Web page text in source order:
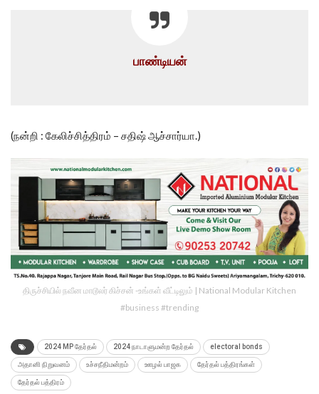
பாண்டியன்
(நன்றி : கேலிச்சித்திரம் – சதிஷ் ஆச்சார்யா.)
திருச்சியில் நவீன மாடூலர் கிச்சன் -உங்கள் வீட்டிலும் | National Modular Kitchen
#business #trending
2024 MP தேர்தல் 2024 நாடாளுமன்ற தேர்தல் electoral bonds
அதானி நிறுவனம் உச்சநீதிமன்றம் ஊழல் பாஜக தேர்தல் பத்திரங்கள்
தேர்தல் பத்திரம்